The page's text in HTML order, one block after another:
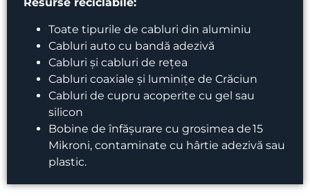
Toate tipurile de cabluri din aluminiu
Cabluri auto cu bandă adezivă
Cabluri și cabluri de rețea
Cabluri coaxiale și luminițe de Crăciun
Cabluri de cupru acoperite cu gel sau
silicon
Bobine de înfășurare cu grosimea de 15
Mikroni, contaminate cu hârtie adezivă sau
plastic.